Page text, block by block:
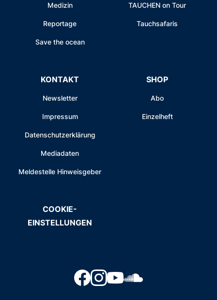
Medizin
Reportage
Save the ocean
TAUCHEN on Tour
Tauchsafaris
KONTAKT
Newsletter
Impressum
Datenschutzerklärung
Mediadaten
Meldestelle Hinweisgeber
SHOP
Abo
Einzelheft
COOKIE-
EINSTELLUNGEN